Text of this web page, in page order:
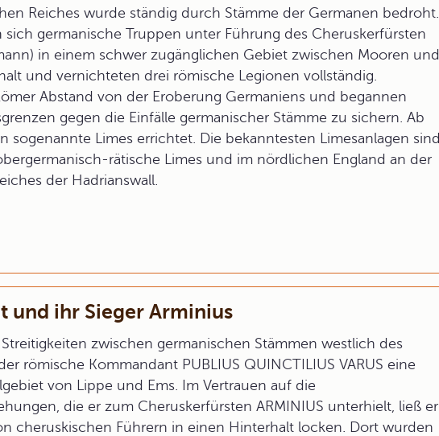
Reiches wurde ständig durch Stämme der Germanen bedroht.
sich germanische Truppen unter Führung des Cheruskerfürsten
in einem schwer zugänglichen Gebiet zwischen Mooren und
und vernichteten drei römische Legionen vollständig.
Abstand von der Eroberung Germaniens und begannen
gegen die Einfälle germanischer Stämme zu sichern. Ab
sogenannte Limes errichtet. Die bekanntesten Limesanlagen sind
rätische Limes und im nördlichen England an der
der Hadrianswall.
und ihr Sieger Arminius
zwischen germanischen Stämmen westlich des
römische Kommandant PUBLIUS QUINCTILIUS VARUS eine
von Lippe und Ems. Im Vertrauen auf die
die er zum Cheruskerfürsten ARMINIUS unterhielt, ließ er
cheruskischen Führern in einen Hinterhalt locken. Dort wurden